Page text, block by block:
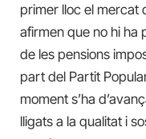
primer lloc el mercat
afirmen que no hi ha
de les pensions
part del Partit
moment s’ha
lligats a la qualitat i